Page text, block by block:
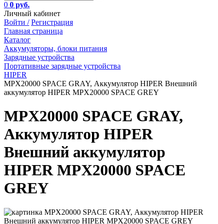
0 0 руб.
Личный кабинет
Войти / Регистрация
Главная страница
Каталог
Аккумуляторы, блоки питания
Зарядные устройства
Портативные зарядные устройства
HIPER
MPX20000 SPACE GRAY, Аккумулятор HIPER Внешний
аккумулятор HIPER MPX20000 SPACE GREY
MPX20000 SPACE GRAY,
Аккумулятор HIPER
Внешний аккумулятор
HIPER MPX20000 SPACE
GREY